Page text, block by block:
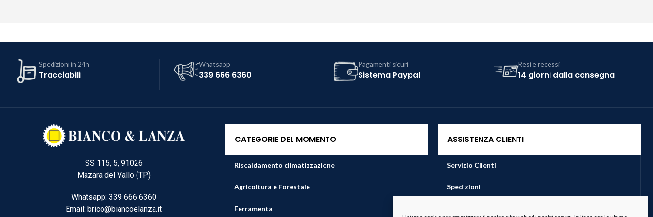
Spedizioni in 24h
Tracciabili
Whatsapp
339 666 6360
Pagamenti sicuri
Sistema Paypal
Resi e recessi
14 giorni dalla consegna
SS 115, 5, 91026
Mazara del Vallo (TP)
Whatsapp: 339 666 6360
Email: brico@biancoelanza.it
CATEGORIE DEL MOMENTO
Riscaldamento climatizzazione
Agricoltura e Forestale
Ferramenta
ASSISTENZA CLIENTI
Servizio Clienti
Spedizioni